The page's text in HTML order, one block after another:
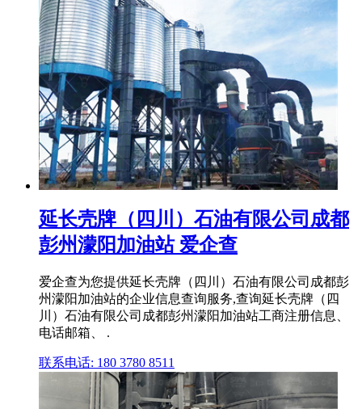
延长壳牌（四川）石油有限公司成都
彭州濛阳加油站 爱企查
爱企查为您提供延长壳牌（四川）石油有限公司成都彭
州濛阳加油站的企业信息查询服务,查询延长壳牌（四
川）石油有限公司成都彭州濛阳加油站工商注册信息、
电话邮箱、 .
联系电话: 180 3780 8511